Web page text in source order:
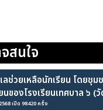
สนใจ
ช่วยเหลือนักเรียน โดยชุม
ของโรงเรียนเทศบาล ๖ (วั
เปิด 98420 ครั้ง